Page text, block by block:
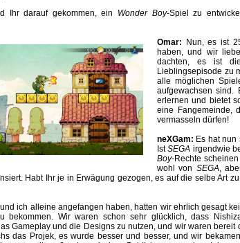
Ihr darauf gekommen, ein Wonder Boy-Spiel zu
Omar: Nun, es ist
haben, und wir
dachten, es ist
Lieblingsepisode zu
alle möglichen
aufgewachsen sind.
erlernen und bietet
eine Fangemeinde,
vermasseln dürfen!
neXGam: Es hat
IstSEGA irgendwie
Boy-Rechte
wohl von SEGA,
Habt Ihr je in Erwägung gezogen, es auf die selbe Art
ich alleine angefangen haben, hatten wir ehrlich gesagt
bekommen. Wir waren schon sehr glücklich, dass
Gameplay und die Designs zu nutzen, und wir waren bereit
das Projek, es wurde besser und besser, und wir bekamen